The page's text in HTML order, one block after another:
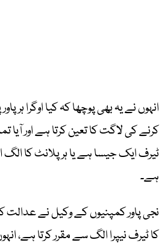
انہوں نے یہ بھی پوچھا کہ کیا اوگرا ہر
کرنے کی لاگت کا تعین کرتا ہے اور آیا
ٹیرف ایک جیسا ہے یا ہر پلانٹ کا الگ
ہے۔
نجی پاور کمپنیوں کے وکیل نے عدالت کو
کا ٹیرف نیپرا الگ سے مقرر کرتا ہے،